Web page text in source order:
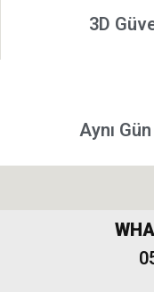
Freemont
3D
Aynı